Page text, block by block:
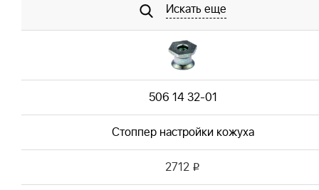
Искать еще
506 14 32-01
Стоппер настройки кожуха
2712 i